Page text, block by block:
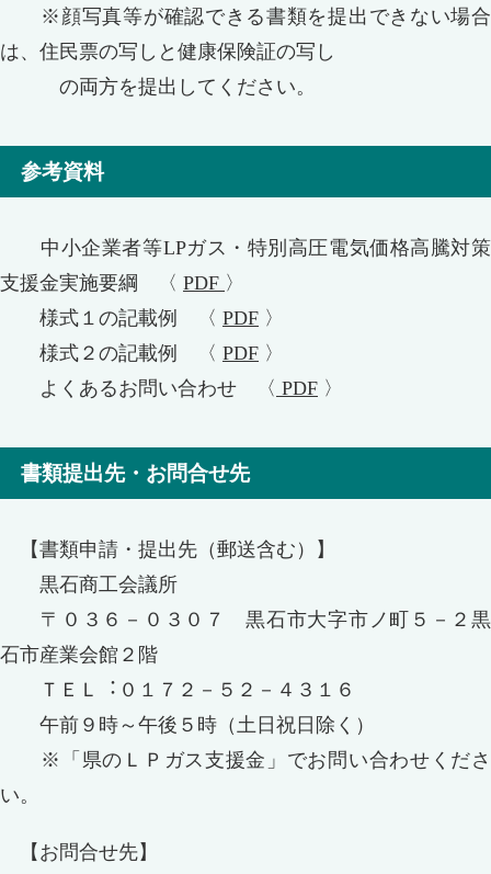
※顔写真等が確認できる書類を提出できない場合
は、住民票の写しと健康保険証の写し
の両方を提出してください。
参考資料
中小企業者等LPガス・特別高圧電気価格高騰対策
支援金実施要綱 〈 PDF 〉
様式１の記載例 〈 PDF 〉
様式２の記載例 〈 PDF 〉
よくあるお問い合わせ 〈 PDF 〉
書類提出先・お問合せ先
【書類申請・提出先（郵送含む）】
黒石商工会議所
〒０３６－０３０７ 黒石市大字市ノ町５－２黒
石市産業会館２階
ＴＥＬ︓０１７２－５２－４３１６
午前９時～午後５時（土日祝日除く）
※「県のＬＰガス支援金」でお問い合わせくださ
い。
【お問合せ先】